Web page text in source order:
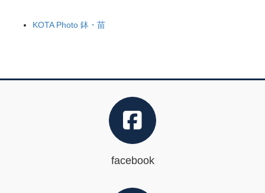
KOTA Photo 鉢・苗
facebook